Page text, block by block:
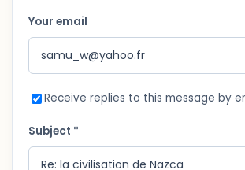
Your email
Receive replies to this message by
Subject *